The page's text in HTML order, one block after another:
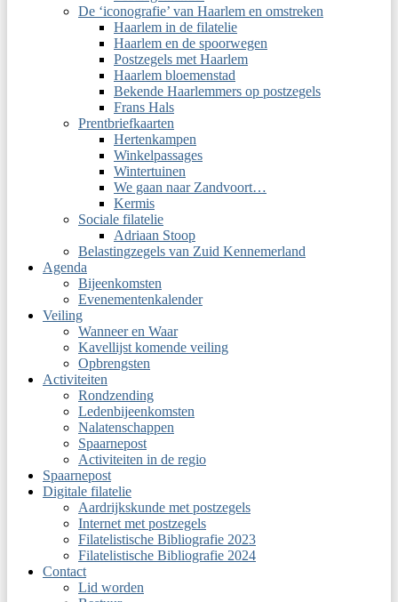
De ‘iconografie’ van Haarlem en omstreken
Haarlem in de filatelie
Haarlem en de spoorwegen
Postzegels met Haarlem
Haarlem bloemenstad
Bekende Haarlemmers op postzegels
Frans Hals
Prentbriefkaarten
Hertenkampen
Winkelpassages
Wintertuinen
We gaan naar Zandvoort…
Kermis
Sociale filatelie
Adriaan Stoop
Belastingzegels van Zuid Kennemerland
Agenda
Bijeenkomsten
Evenementenkalender
Veiling
Wanneer en Waar
Kavellijst komende veiling
Opbrengsten
Activiteiten
Rondzending
Ledenbijeenkomsten
Nalatenschappen
Spaarnepost
Activiteiten in de regio
Spaarnepost
Digitale filatelie
Aardrijkskunde met postzegels
Internet met postzegels
Filatelistische Bibliografie 2023
Filatelistische Bibliografie 2024
Contact
Lid worden